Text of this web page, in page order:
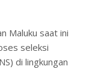
Maluku saat ini
seleksi
di lingkungan